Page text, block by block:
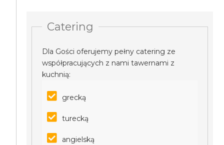
Catering
Dla Gości oferujemy pełny catering ze
współpracujących z nami tawernami z
kuchnią:
grecką
turecką
angielską